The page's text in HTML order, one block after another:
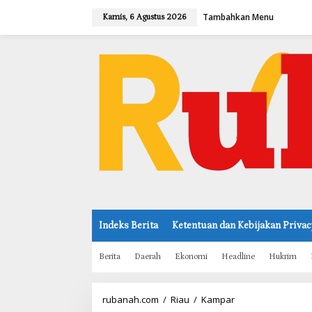
Kamis, 6 Agustus 2026 Tambahkan Menu
Indeks Berita Ketentuan dan Kebijakan
Berita Daerah Ekonomi Headline Hukrim
rubanah.com / Riau / Kampar